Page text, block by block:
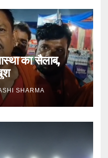
का सैलाब,
SHARMA